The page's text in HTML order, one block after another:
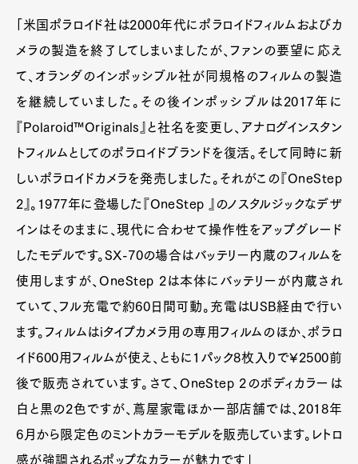
「米国ポラロイド社は2000年代にポラロイドフィルムおよびカ
メラの製造を終了してしまいましたが、ファンの要望に応え
て、オランダのインポッシブル社が同規格のフィルムの製造
を継続していました。その後インポッシブルは2017年に
『Polaroid™Originals』と社名を変更し、アナログインスタン
トフィルムとしてのポラロイドブランドを復活。そして同時に新
しいポラロイドカメラを発売しました。それがこの『OneStep
2』。1977年に登場した『OneStep 』のノスタルジックなデザ
インはそのままに、現代に合わせて操作性をアップグレード
したモデルです。SX-70の場合はバッテリー内蔵のフィルムを
使用しますが、OneStep 2は本体にバッテリーが内蔵され
ていて、フル充電で約60日間可動。充電はUSB経由で行い
ます。フィルムはiタイプカメラ用の専用フィルムのほか、ポラロ
イド600用フィルムが使え、ともに1パック8枚入りで¥2500前
後で販売されています。さて、OneStep 2のボディカラーは
白と黒の2色ですが、蔦屋家電ほか一部店舗では、2018年
6月から限定色のミントカラーモデルを販売しています。レトロ
感が強調されるポップなカラーが魅力です」